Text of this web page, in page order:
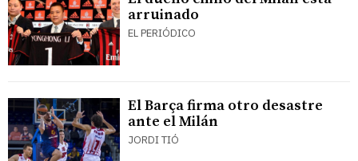
arruinado
EL PERIÓDICO
El Barça firma otro desastre
ante el Milán
JORDI TIÓ